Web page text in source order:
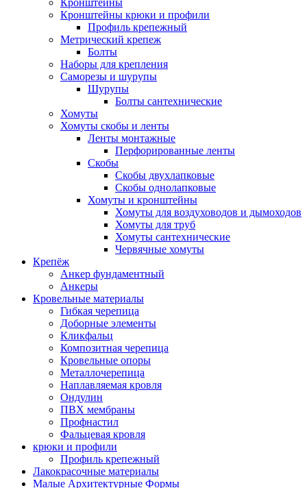
Кронштейны
Кронштейны крюки и профили
Профиль крепежный
Метрический крепеж
Болты
Наборы для крепления
Саморезы и шурупы
Шурупы
Болты сантехнические
Хомуты
Хомуты скобы и ленты
Ленты монтажные
Перфорированные ленты
Скобы
Скобы двухлапковые
Скобы однолапковые
Хомуты и кронштейны
Хомуты для воздуховодов и дымоходов
Хомуты для труб
Хомуты сантехнические
Червячные хомуты
Крепёж
Анкер фундаментный
Анкеры
Кровельные материалы
Гибкая черепица
Доборные элементы
Кликфальц
Композитная черепица
Кровельные опоры
Металлочерепица
Наплавляемая кровля
Ондулин
ПВХ мембраны
Профнастил
Фальцевая кровля
крюки и профили
Профиль крепежный
Лакокрасочные материалы
Малые Архитектурные Формы